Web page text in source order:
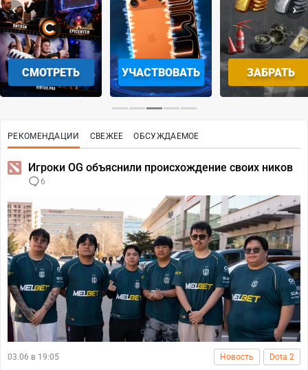
СМОТРЕТЬ УЧАСТВОВАТЬ ЗАБРАТЬ
‹ ›
РЕКОМЕНДАЦИИ СВЕЖЕЕ ОБСУЖДАЕМОЕ
Игроки OG объяснили происхождение своих ников
6
03.06 в 19:05 Новость Dota 2